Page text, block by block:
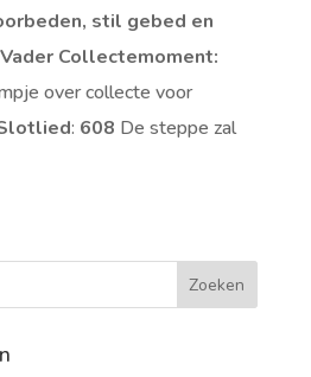
stil gebed en
Collectemoment:
over collecte voor
: 608 De steppe zal